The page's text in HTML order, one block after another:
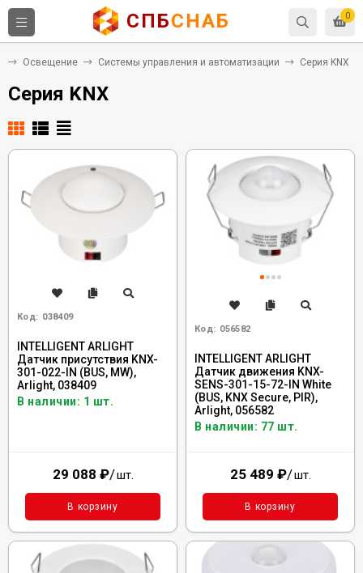
0
СПБСНАБ
Освещение Системы управления и автоматизации Серия KNX
Серия KNX
Код: 038409
INTELLIGENT ARLIGHT
Датчик присутствия KNX-
301-022-IN (BUS, MW),
Arlight, 038409
В наличии: 1 шт.
29 088 ₽/шт.
В корзину
Код: 056582
INTELLIGENT ARLIGHT
Датчик движения KNX-
SENS-301-15-72-IN White
(BUS, KNX Secure, PIR),
Arlight, 056582
В наличии: 77 шт.
25 489 ₽/шт.
В корзину